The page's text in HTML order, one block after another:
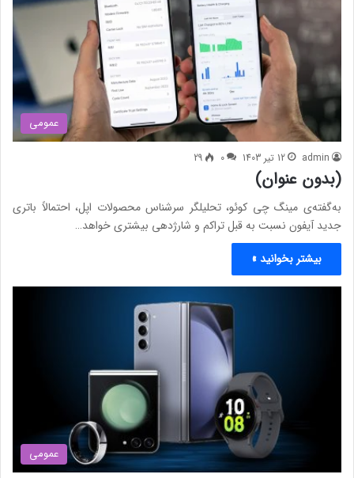
عمومی
admin 12 تیر 1403 0
29
(بدون عنوان)
به‌گفته‌ی مینگ چی کوئو، تحلیلگر سرشناس محصولات اپل، احتمالاً باتری
جدید آیفون نسبت‌ به قبل تراکم و شارژدهی بیشتری خواهد…
بیشتر بخوانید »
عمومی